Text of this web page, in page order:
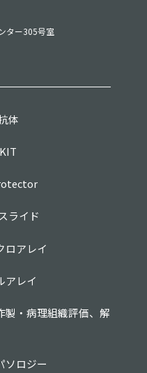
ター305号室
体
ライド
ロアレイ
アレイ
製・病理組織評価、解
ソロジー